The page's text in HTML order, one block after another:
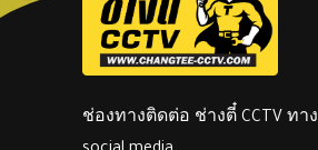
ช่องทางติดต่อ ช่างตี๋ CCTV ทาง